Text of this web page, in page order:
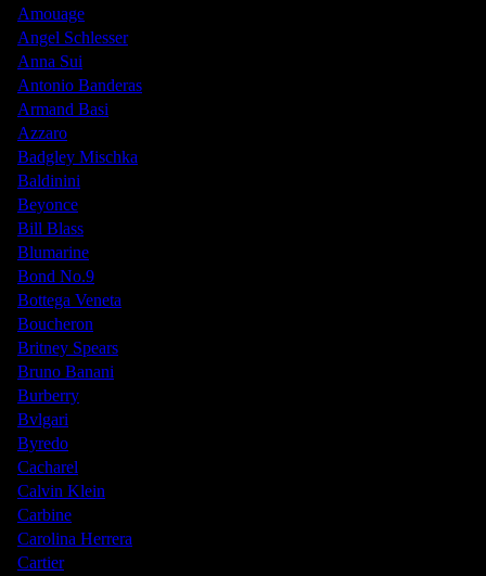
Amouage
Angel Schlesser
Anna Sui
Antonio Banderas
Armand Basi
Azzaro
Badgley Mischka
Baldinini
Beyonce
Bill Blass
Blumarine
Bond No.9
Bottega Veneta
Boucheron
Britney Spears
Bruno Banani
Burberry
Bvlgari
Byredo
Cacharel
Calvin Klein
Carbine
Carolina Herrera
Cartier